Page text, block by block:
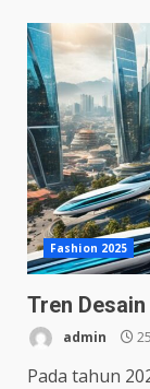
Fashion 2025
Tren
admin
Pada tahun